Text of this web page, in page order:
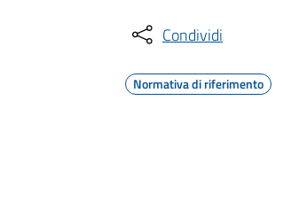
Condividi
Normativa di riferimento